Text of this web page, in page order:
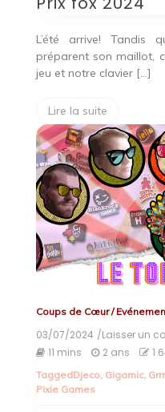
L’été arrive! Tandis
préparent son maillot,
jeu et notre clavier […]
Lire la suite
Coups de Cœur/
03/07/2024 /Laisser un
11 mins 2 ans 1
TaggedDjeco, Gigamic,
Pixie Games